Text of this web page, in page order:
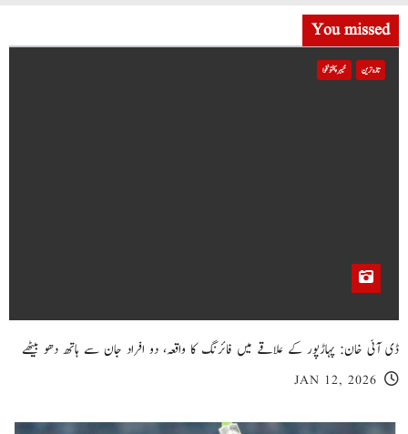
You missed
تازہ ترین خیبر پختونخوا
ڈی آئی خان: پہاڑپور کے علاقے میں فائرنگ کا واقعہ، دو افراد جان سے ہاتھ دھو بیٹھے
JAN 12, 2026